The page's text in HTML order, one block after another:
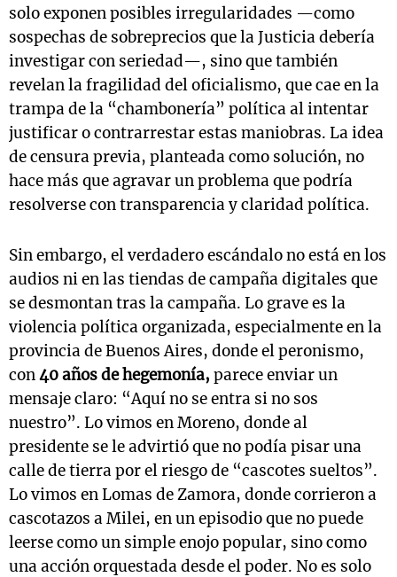
solo exponen posibles irregularidades —como
sospechas de sobreprecios que la Justicia debería
investigar con seriedad—, sino que también
revelan la fragilidad del oficialismo, que cae en la
trampa de la “chambonería” política al intentar
justificar o contrarrestar estas maniobras. La idea
de censura previa, planteada como solución, no
hace más que agravar un problema que podría
resolverse con transparencia y claridad política.
Sin embargo, el verdadero escándalo no está en los
audios ni en las tiendas de campaña digitales que
se desmontan tras la campaña. Lo grave es la
violencia política organizada, especialmente en la
provincia de Buenos Aires, donde el peronismo,
con40 años de hegemonía, parece enviar un
mensaje claro: “Aquí no se entra si no sos
nuestro”. Lo vimos en Moreno, donde al
presidente se le advirtió que no podía pisar una
calle de tierra por el riesgo de “cascotes sueltos”.
Lo vimos en Lomas de Zamora, donde corrieron a
cascotazos a Milei, en un episodio que no puede
leerse como un simple enojo popular, sino como
una acción orquestada desde el poder. No es solo